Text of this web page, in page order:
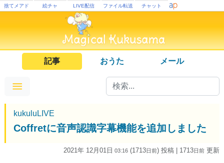
捨てメアド 絵チャ LIVE配信 ファイル転送 チャット
記事 おうた メール
kukuluLIVE
Coffretに音声認識字幕機能を追加しました
2021年 12月01日 03:16 (1713日前) 投稿 | 1713日前 更新